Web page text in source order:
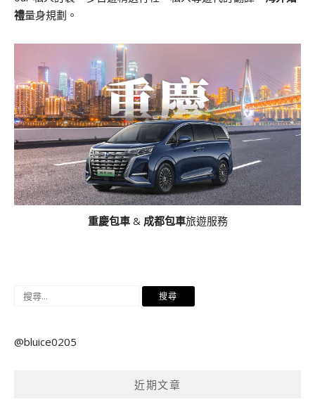
禮量身規劃。
重慶包車& 成都包車旅遊服務
搜
鍵
@bluice0205
近期文章